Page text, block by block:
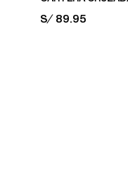
PRICE:
S/ 89.95